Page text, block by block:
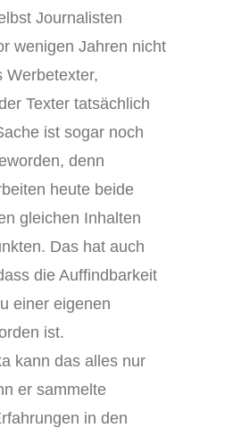
Journalisten
wenigen Jahren nicht
Werbetexter,
Texter tatsächlich
ist sogar noch
denn
heute beide
gleichen Inhalten
Das hat auch
die Auffindbarkeit
einer eigenen
ist.
kann das alles nur
er sammelte
in den